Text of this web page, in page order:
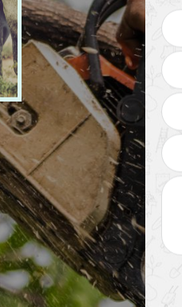
Bûcheron 28 Eure-et-
Loir